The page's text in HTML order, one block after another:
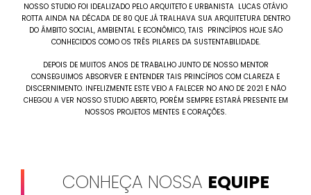
NOSSO STUDIO FOI IDEALIZADO PELO ARQUITETO E URBANISTA LUCAS OTÁVIO
ROTTA AINDA NA DÉCADA DE 80 QUE JÁ TRALHAVA SUA ARQUITETURA DENTRO
DO ÂMBITO SOCIAL, AMBIENTAL E ECONÔMICO, TAIS PRINCÍPIOS HOJE SÃO
CONHECIDOS COMO OS TRÊS PILARES DA SUSTENTABILIDADE.
DEPOIS DE MUITOS ANOS DE TRABALHO JUNTO DE NOSSO MENTOR
CONSEGUIMOS ABSORVER E ENTENDER TAIS PRINCÍPIOS COM CLAREZA E
DISCERNIMENTO. INFELIZMENTE ESTE VEIO A FALECER NO ANO DE 2021 E NÃO
CHEGOU A VER NOSSO STUDIO ABERTO, PORÉM SEMPRE ESTARÁ PRESENTE EM
NOSSOS PROJETOS MENTES E CORAÇÕES.
CONHEÇA NOSSA EQUIPE